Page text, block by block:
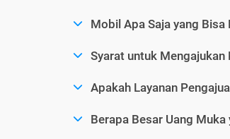
Mobil Apa Saja yang Bisa
Syarat untuk
Apakah Layanan
Berapa Besar Uang